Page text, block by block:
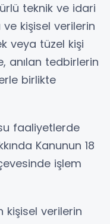
teknik ve idari
kişisel verilerin
veya tüzel kişi
anılan tedbirlerin
birlikte
faaliyetlerde
Kanunun 18
işlem
kişisel verilerin